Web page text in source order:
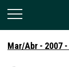
Mar/Abr - 2007 -